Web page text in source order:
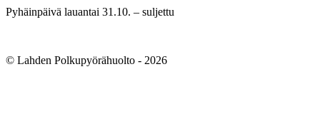
Pyhäinpäivä lauantai 31.10. – suljettu
© Lahden Polkupyörähuolto - 2026